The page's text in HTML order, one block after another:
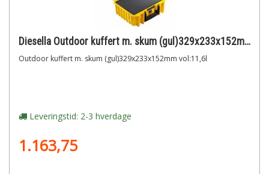
Diesella Outdoor kuffert m. skum (gul)329x233x152mm vol:11,6l
Outdoor kuffert m. skum (gul)329x233x152mm vol:11,6l
Leveringstid: 2-3 hverdage
1.163,75